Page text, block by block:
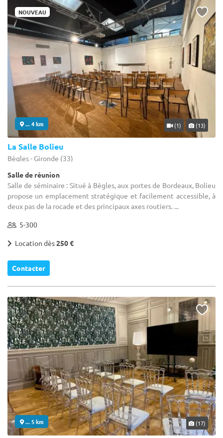
NOUVEAU
... 4 km (1) (13)
La Salle Bolieu
Bègles - Gironde (33)
Salle de réunion
Salle de séminaire : Situé à Bègles, aux portes de Bordeaux, Bolieu
propose un emplacement stratégique et facilement accessible, à
deux pas de la rocade et des principaux axes routiers. ...
5-300
Location dès250 €
Contacter
... 5 km (17)